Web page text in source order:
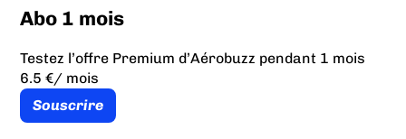
Abo 1 mois
Testez l’offre Premium d’Aérobuzz pendant 1 mois
6.5 €/ mois
Souscrire